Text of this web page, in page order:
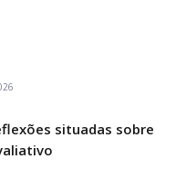
situadas sobre